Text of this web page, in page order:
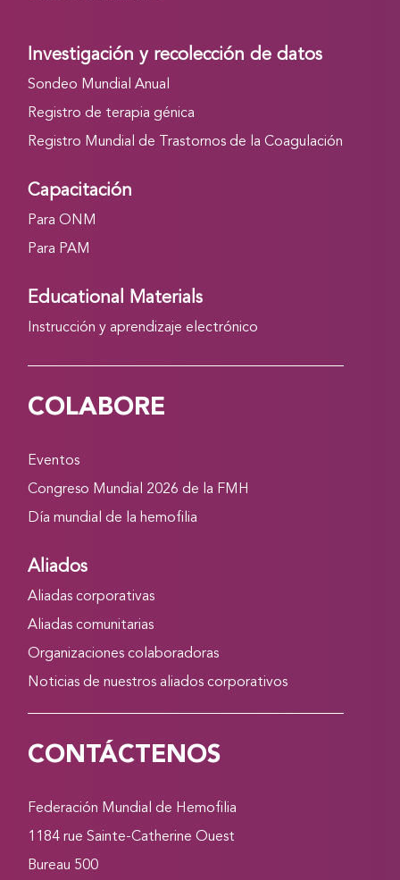
Investigación y recolección de datos
Sondeo Mundial Anual
Registro de terapia génica
Registro Mundial de Trastornos de la Coagulación
Capacitación
Para ONM
Para PAM
Educational Materials
Instrucción y aprendizaje electrónico
COLABORE
Eventos
Congreso Mundial 2026 de la FMH
Día mundial de la hemofilia
Aliados
Aliadas corporativas
Aliadas comunitarias
Organizaciones colaboradoras
Noticias de nuestros aliados corporativos
CONTÁCTENOS
Federación Mundial de Hemofilia
1184 rue Sainte-Catherine Ouest
Bureau 500